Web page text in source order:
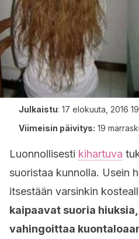
Julkaistu: 17 elokuuta, 2016
Viimeisin päivitys: 19
Luonnollisesti kihartuva
suoristaa kunnolla. Usein
itsestään varsinkin
kaipaavat suoria
vahingoittaa